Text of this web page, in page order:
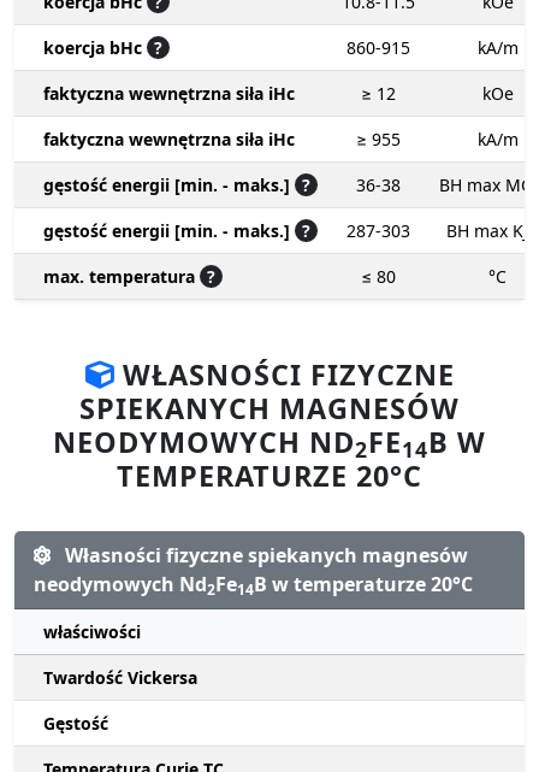
koercja bHc ? 860-915
kA/m
faktyczna wewnętrzna siła iHc
≥ 12
kOe
faktyczna wewnętrzna siła iHc
≥ 955
kA/m
gęstość energii [min. - maks.] ? 36-38
BH max
gęstość energii [min. - maks.] ? 287-303
BH max
max. temperatura ? ≤ 80 °C
WŁASNOŚCI FIZYCZNE
SPIEKANYCH MAGNESÓW
NEODYMOWYCH ND2FE14B W
TEMPERATURZE 20°C
Własności fizyczne spiekanych magnesów
neodymowych Nd2Fe14B w temperaturze 20°C
właściwości
Twardość Vickersa
Gęstość